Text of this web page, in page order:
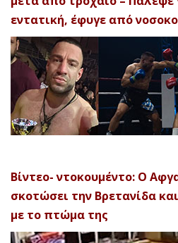
εντατική, έφυγε από
Βίντεο- ντοκουμέντο: Ο
σκοτώσει την Βρετανίδα
με το πτώμα της